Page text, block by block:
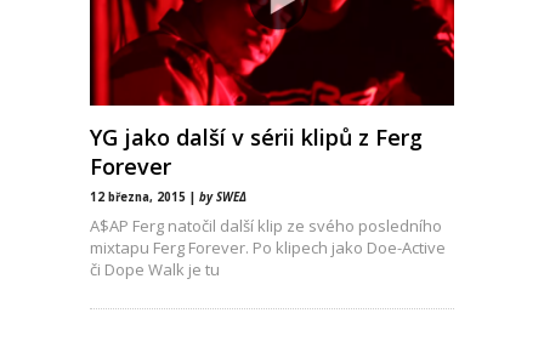
YG jako další v sérii klipů z Ferg
Forever
12 března, 2015 | by SWEΔ
A$AP Ferg natočil další klip ze svého posledního
mixtapu Ferg Forever. Po klipech jako Doe-Active
či Dope Walk je tu